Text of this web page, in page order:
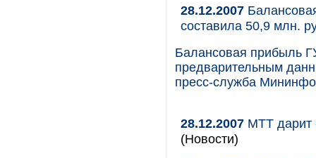
28.12.2007
составила 50,9 млн.
Балансовая прибыль
предварительным
пресс-служба
28.12.2007 МТТ дарит
(Новости)